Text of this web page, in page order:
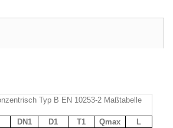
Typ B EN 10253-2 Maßtabelle
DN1 D1 T1 Qmax
L